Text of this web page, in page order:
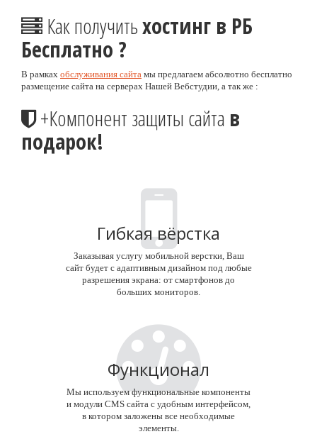
Как получитьхостинг в РБ
Бесплатно ?
В рамках обслуживания сайта мы предлагаем абсолютно бесплатно
размещение сайта на серверах Нашей Вебстудии, а так же :
+Компонент защиты сайта в
подарок!
Гибкая вёрстка
Заказывая услугу мобильной верстки, Ваш
сайт будет с адаптивным дизайном под любые
разрешения экрана: от смартфонов до
больших мониторов.
Функционал
Мы используем функциональные компоненты
и модули CMS сайта с удобным интерфейсом,
в котором заложены все необходимые
элементы.